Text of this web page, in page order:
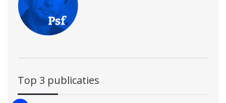
Top 3 publicaties